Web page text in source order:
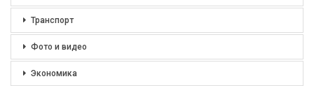
Транспорт
Фото и видео
Экономика